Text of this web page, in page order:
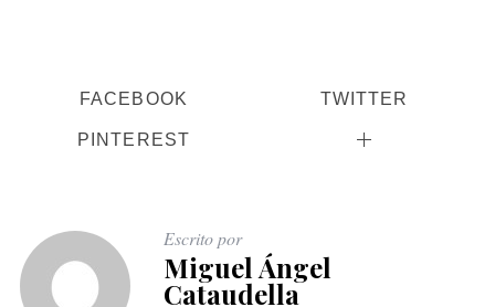
FACEBOOK TWITTER
PINTEREST
Escrito por
Miguel Ángel
Cataudella